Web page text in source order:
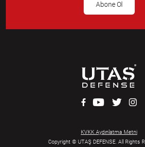
Abone Ol
Copyright © UTAŞ DEFENSE. All Rights
KVKK Aydınlatma Metni